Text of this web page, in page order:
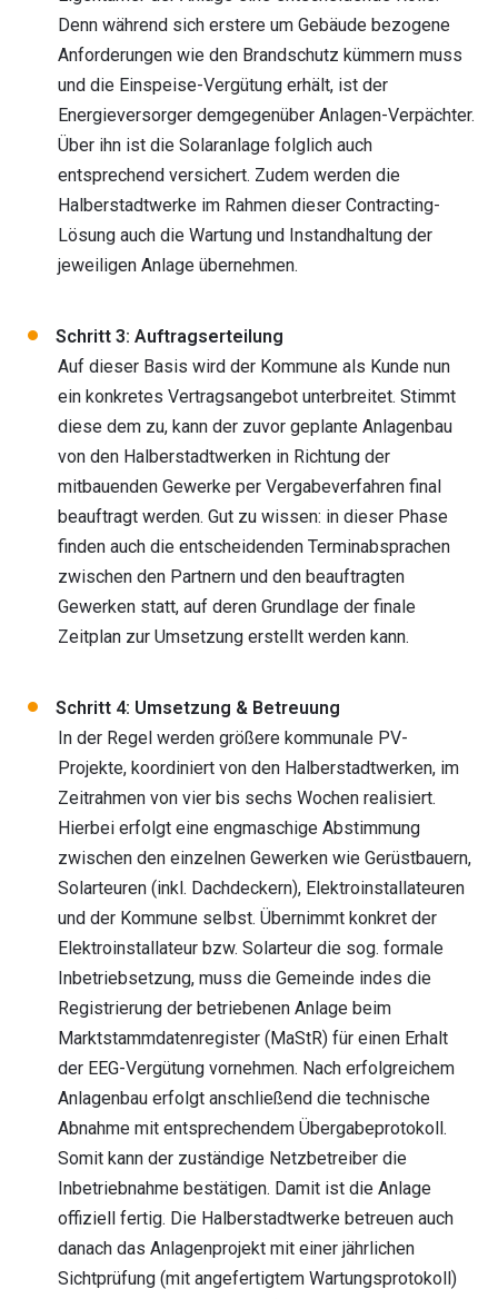
Denn während sich erstere um Gebäude bezogene
Anforderungen wie den Brandschutz kümmern muss
und die Einspeise-Vergütung erhält, ist der
Energieversorger demgegenüber Anlagen-Verpächter.
Über ihn ist die Solaranlage folglich auch
entsprechend versichert. Zudem werden die
Halberstadtwerke im Rahmen dieser Contracting-
Lösung auch die Wartung und Instandhaltung der
jeweiligen Anlage übernehmen.
Schritt 3: Auftragserteilung
Auf dieser Basis wird der Kommune als Kunde nun
ein konkretes Vertragsangebot unterbreitet. Stimmt
diese dem zu, kann der zuvor geplante Anlagenbau
von den Halberstadtwerken in Richtung der
mitbauenden Gewerke per Vergabeverfahren final
beauftragt werden. Gut zu wissen: in dieser Phase
finden auch die entscheidenden Terminabsprachen
zwischen den Partnern und den beauftragten
Gewerken statt, auf deren Grundlage der finale
Zeitplan zur Umsetzung erstellt werden kann.
Schritt 4: Umsetzung & Betreuung
In der Regel werden größere kommunale PV-
Projekte, koordiniert von den Halberstadtwerken, im
Zeitrahmen von vier bis sechs Wochen realisiert.
Hierbei erfolgt eine engmaschige Abstimmung
zwischen den einzelnen Gewerken wie Gerüstbauern,
Solarteuren (inkl. Dachdeckern), Elektroinstallateuren
und der Kommune selbst. Übernimmt konkret der
Elektroinstallateur bzw. Solarteur die sog. formale
Inbetriebsetzung, muss die Gemeinde indes die
Registrierung der betriebenen Anlage beim
Marktstammdatenregister (MaStR) für einen Erhalt
der EEG-Vergütung vornehmen. Nach erfolgreichem
Anlagenbau erfolgt anschließend die technische
Abnahme mit entsprechendem Übergabeprotokoll.
Somit kann der zuständige Netzbetreiber die
Inbetriebnahme bestätigen. Damit ist die Anlage
offiziell fertig. Die Halberstadtwerke betreuen auch
danach das Anlagenprojekt mit einer jährlichen
Sichtprüfung (mit angefertigtem Wartungsprotokoll)